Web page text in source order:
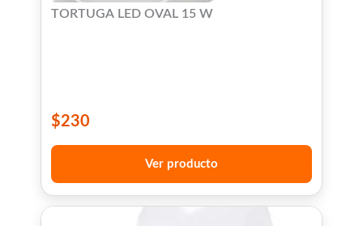
TORTUGA LED OVAL 15 W
$230
Ver producto